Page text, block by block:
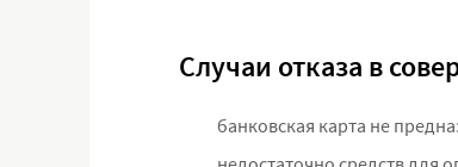
Случаи отказа в
банковская карта не